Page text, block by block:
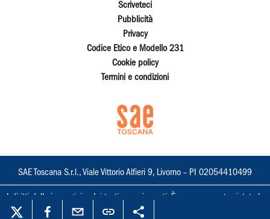
Scriveteci
Pubblicità
Privacy
Codice Etico e Modello 231
Cookie policy
Termini e condizioni
SAE Toscana S.r.l., Viale Vittorio Alfieri 9, Livorno – PI 02054410499
I diritti delle immagini e dei testi sono riservati. È espressamente vietata la
loro riproduzione con qualsiasi mezzo e l'adattamento totale o parziale.